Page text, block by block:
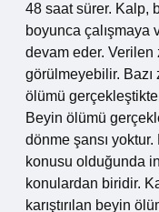
48 saat sürer. Kalp,
boyunca çalışmaya
devam eder. Verilen
görülmeyebilir. Bazı
ölümü
Beyin ölümü
dönme şansı yoktur.
konusu olduğunda
konulardan biridir.
karıştırılan beyin